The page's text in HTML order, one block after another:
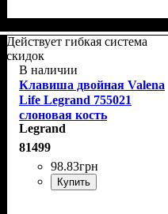
Действует гибкая система
скидок
В наличии
Клавиша двойная Valena
Life Legrand 755021
слоновая кость
Legrand
81499
98.83грн
Купить